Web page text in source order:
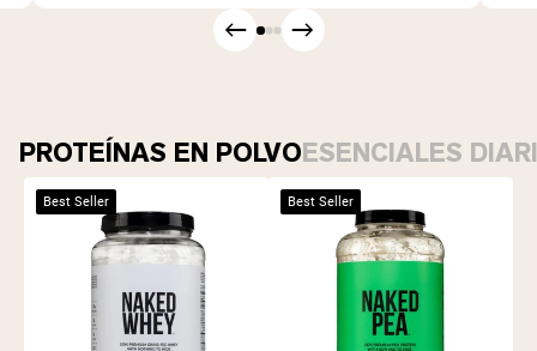
PROTEÍNAS EN POLVOESENCIALES
Best Seller Best Seller
Shipping Country: